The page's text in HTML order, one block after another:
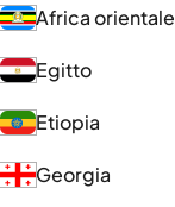
Africa orientale
Egitto
Etiopia
Georgia